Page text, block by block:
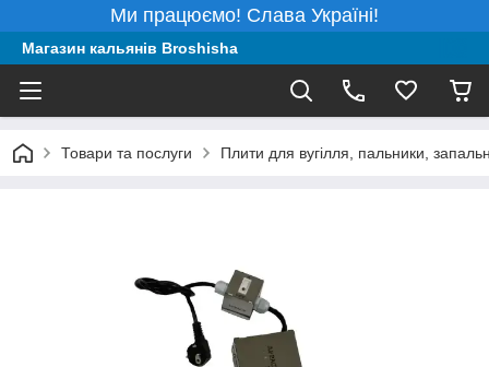
Ми працюємо! Слава Україні!
Магазин кальянів Broshisha
Товари та послуги Плити для вугілля, пальники,